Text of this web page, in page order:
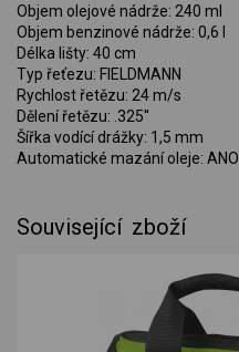
Objem olejové nádrže: 240 ml
Objem benzinové nádrže: 0,6 l
Délka lišty: 40 cm
Typ řeťezu: FIELDMANN
Rychlost řetězu: 24 m/s
Dělení řetězu: .325''
Šířka vodící drážky: 1,5 mm
Automatické mazání oleje: ANO
Související zboží